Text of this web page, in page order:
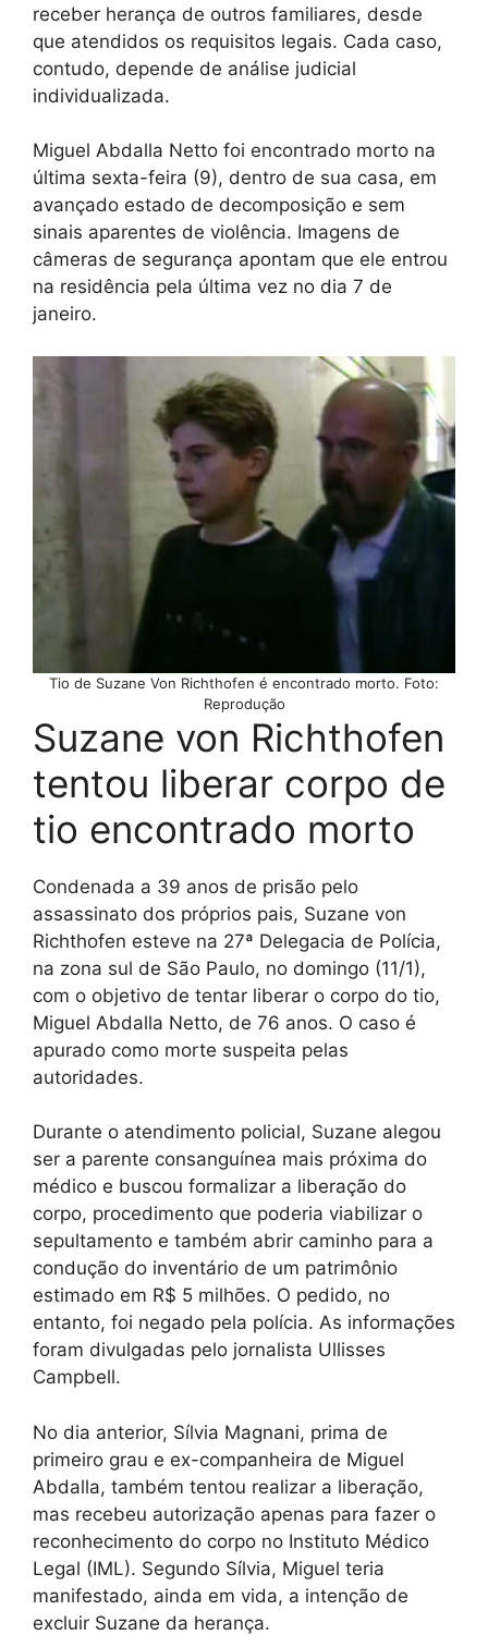
receber herança de outros familiares, desde
que atendidos os requisitos legais. Cada caso,
contudo, depende de análise judicial
individualizada.
Miguel Abdalla Netto foi encontrado morto na
última sexta-feira (9), dentro de sua casa, em
avançado estado de decomposição e sem
sinais aparentes de violência. Imagens de
câmeras de segurança apontam que ele entrou
na residência pela última vez no dia 7 de
janeiro.
Tio de Suzane Von Richthofen é encontrado morto. Foto:
Reprodução
Suzane von Richthofen
tentou liberar corpo de
tio encontrado morto
Condenada a 39 anos de prisão pelo
assassinato dos próprios pais, Suzane von
Richthofen esteve na 27ª Delegacia de Polícia,
na zona sul de São Paulo, no domingo (11/1),
com o objetivo de tentar liberar o corpo do tio,
Miguel Abdalla Netto, de 76 anos. O caso é
apurado como morte suspeita pelas
autoridades.
Durante o atendimento policial, Suzane alegou
ser a parente consanguínea mais próxima do
médico e buscou formalizar a liberação do
corpo, procedimento que poderia viabilizar o
sepultamento e também abrir caminho para a
condução do inventário de um patrimônio
estimado em R$ 5 milhões. O pedido, no
entanto, foi negado pela polícia. As informações
foram divulgadas pelo jornalista Ullisses
Campbell.
No dia anterior, Sílvia Magnani, prima de
primeiro grau e ex-companheira de Miguel
Abdalla, também tentou realizar a liberação,
mas recebeu autorização apenas para fazer o
reconhecimento do corpo no Instituto Médico
Legal (IML). Segundo Sílvia, Miguel teria
manifestado, ainda em vida, a intenção de
excluir Suzane da herança.